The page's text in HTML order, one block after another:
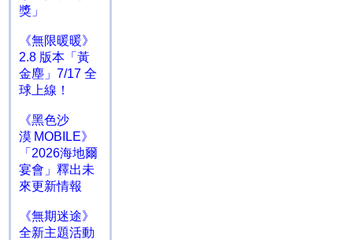
獎」
《無限暖暖》
2.8 版本「黃
金塵」7/17 全
球上線！
《黑色沙
漠 MOBILE》
「2026海地爾
宴會」釋出未
來更新情報
《無期迷途》
全新主題活動